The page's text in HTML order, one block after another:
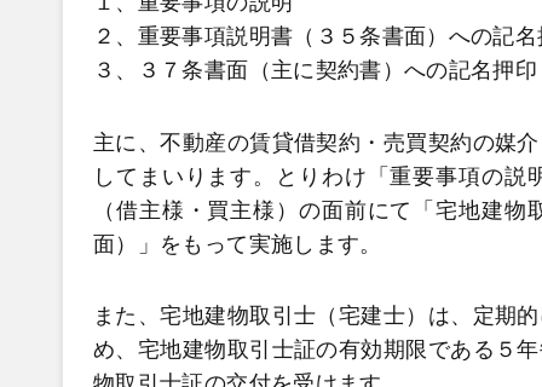
２、重要事項説明書（３５条書面）への記
３、３７条書面（主に契約書）への記名押印
主に、不動産の賃貸借契約・売買契約の媒
してまいります。とりわけ「重要事項の
（借主様・買主様）の面前にて「宅地建
面）」をもって実施します。
また、宅地建物取引士（宅建士）は、定期
め、宅地建物取引士証の有効期限である５